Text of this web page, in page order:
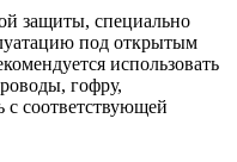
защиты, специально
под открытым
использовать
гофру,
с соответствующей